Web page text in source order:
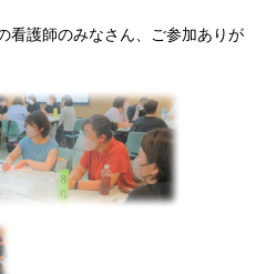
看護師のみなさん、ご参加ありが
ました。